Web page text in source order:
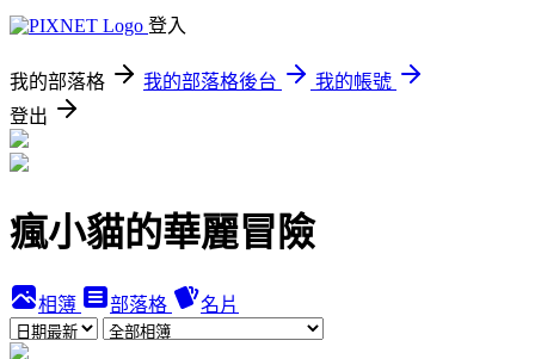
登入
我的部落格 我的部落格後台
我的帳號
登出
瘋小貓的華麗冒險
相簿 部落格 名片